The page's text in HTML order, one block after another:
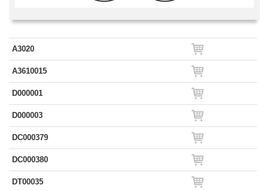
A3020
A3610015
D000001
D000003
DC000379
DC000380
DT00035